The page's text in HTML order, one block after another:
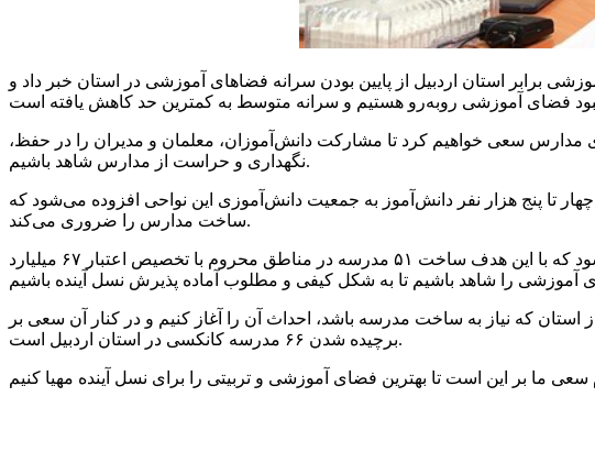
برابر استان اردبیل از پایین بودن سرانه فضاهای آموزشی در استان خبر داد و
مدارس سعی خواهیم کرد تا مشارکت دانش‌آموزان، معلمان و مدیران را در حفظ،
نگهداری و حراست از مدارس شاهد باشیم.
و راه‌اندازی شود، افزود: سالانه چهار تا پنج هزار نفر دانش‌آموز به جمعیت دانش‌آموزی این نواحی افزوده می‌شود که
ساخت مدارس را ضروری می‌کند.
محمدی ادیب ادامه داد: باید از کارهای نمایشی پرهیز شود و به محرومیت‌زدایی در کنار برقراری عدالت آموزشی توجه شود که با این هدف ساخت ۵۱ مدرسه در مناطق محروم با تخصیص اعتبار ۶۷ میلیارد
که نیاز به ساخت مدرسه باشد، احداث آن را آغاز کنیم و در کنار آن سعی بر
برچیده شدن ۶۶ مدرسه کانکسی در استان اردبیل است.